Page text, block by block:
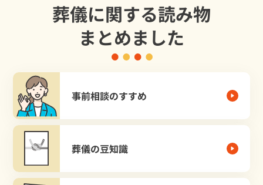
葬儀に関する読み物
まとめました
事前相談のすすめ
葬儀の豆知識